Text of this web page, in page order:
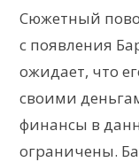
Сюжетный
с появления
ожидает, что
своими
финансы в
ограничены.